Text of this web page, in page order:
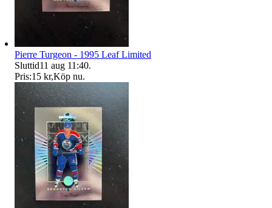
Pierre Turgeon - 1995 Leaf Limited
Sluttid11 aug 11:40.
Pris:15 kr,Köp nu.